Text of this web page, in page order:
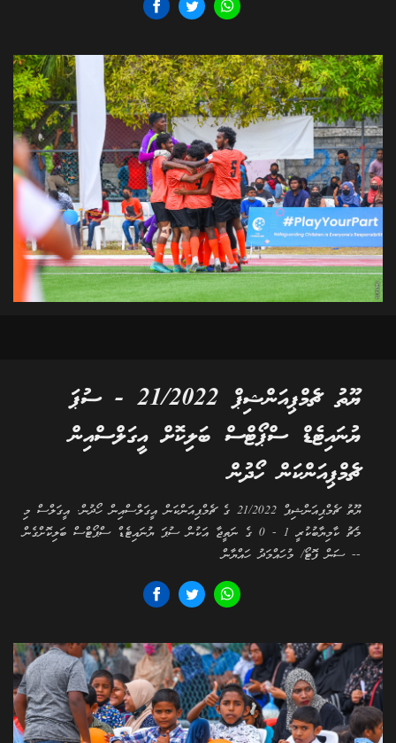
ޔޫތު ޗެމްޕިއަންޝިޕް 21/2022 - ސުޕަ
ޔުނައިޓެޑް ސްޕޯޓްސް ބަލިކޮށް އީގަލްސްއިން
ޗެމްޕިއަންކަން ހޯދުން
ޔޫތު ޗެމްޕިއަންޝިޕް 21/2022 ގެ ޗެމްޕިއަންކަން އީގަލްސްއިން ހޯދުން. އީގަލްސް މި
މެޗު ކާމިޔާބުކުރީ 1 - 0 ގެ ނަތީޖާ އަކުން ސުޕަ ޔުނައިޓެޑް ސްޕޯޓްސް ބަލިކޮށްގެން
-- ސަން ފޮޓޯ/ މުހައްމަދު ހައްޔާން